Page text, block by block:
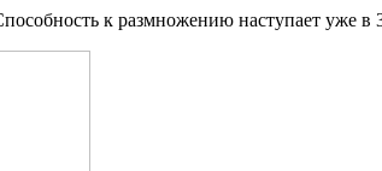
к размножению наступает уже